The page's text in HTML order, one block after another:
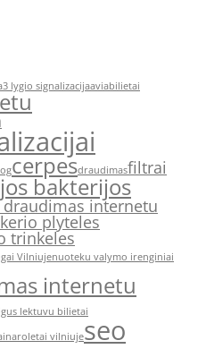
3 lygio signalizacijaaviabilietai
cerpesdraudimasfiltrai
bakterijos
draudimas internetu
plyteles
trinkeles
Vilniujenuoteku valymo irenginiai
internetu
lektuvu bilietai
roletai vilniujeseo